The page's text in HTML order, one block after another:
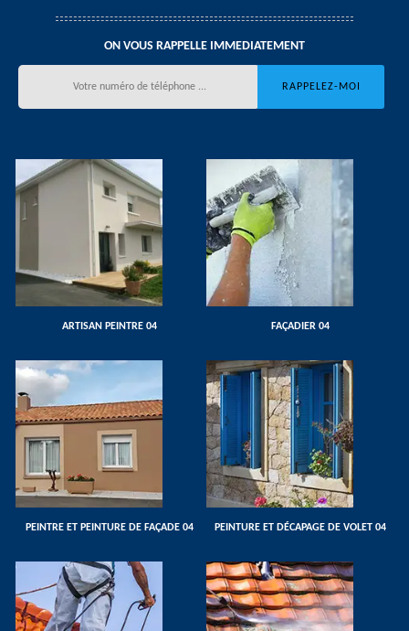
ON VOUS RAPPELLE IMMEDIATEMENT
ARTISAN PEINTRE 04 FAÇADIER 04
PEINTRE ET PEINTURE DE FAÇADE 04 PEINTURE ET DÉCAPAGE DE VOLET 04